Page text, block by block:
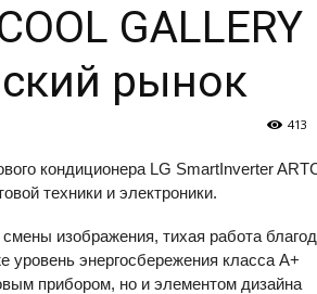
GALLERY
рынок
413
кондиционера LG SmartInverter
техники и электроники.
изображения, тихая работа
уровень энергосбережения класса А+
прибором, но и элементом дизайна